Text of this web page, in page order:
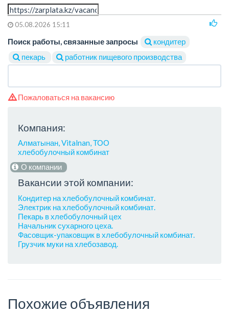
05.08.2026 15:11
Поиск работы, связанные запросы
кондитер
пекарь
работник пищевого производства
Пожаловаться на вакансию
Компания:
Алматынан, Vitalnan, ТОО
хлебобулочный комбинат
О компании
Вакансии этой компании:
Кондитер на хлебобулочный комбинат.
Электрик на хлебобулочный комбинат.
Пекарь в хлебобулочный цех
Начальник сухарного цеха.
Фасовщик-упаковщик в хлебобулочный комбинат.
Грузчик муки на хлебозавод.
Похожие объявления